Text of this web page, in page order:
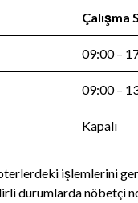
Çalışma
09:00 –
09:00 –
Kapalı
işlemlerini
durumlarda nöbetçi